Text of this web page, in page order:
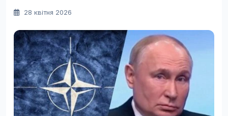
28 квітня 2026